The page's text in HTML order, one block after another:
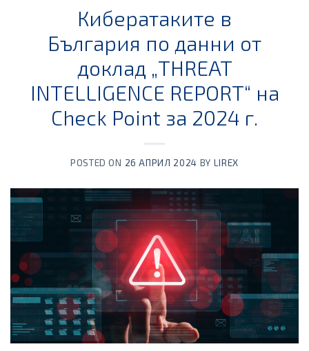
Кибератаките в
България по данни от
доклад „THREAT
INTELLIGENCE REPORT“ на
Check Point за 2024 г.
POSTED ON 26 АПРИЛ 2024 BY LIREX